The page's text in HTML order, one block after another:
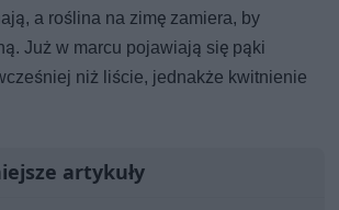
a roślina na zimę zamiera, by
Już w marcu pojawiają się pąki
niż liście, jednakże kwitnienie
artykuły